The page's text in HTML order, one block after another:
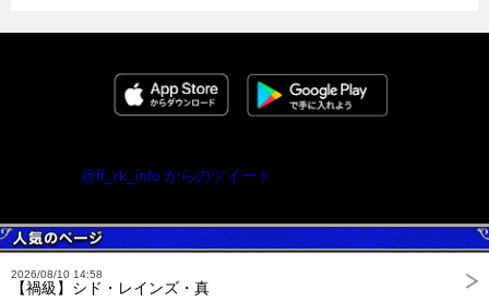
@ff_rk_info からのツイート
2026/08/10 14:58
【禍級】シド・レインズ・真